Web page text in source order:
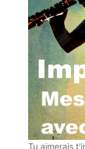
Tu aimerais